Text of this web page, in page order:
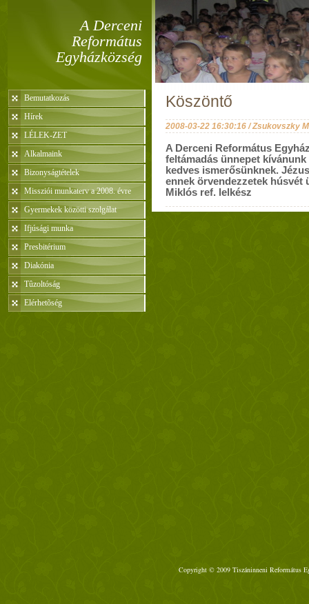
A Derceni
Református
Egyházközség
Bemutatkozás
Hírek
LÉLEK-ZET
Alkalmaink
Bizonyságtételek
Missziói munkaterv a 2008. évre
Gyermekek közötti szolgálat
Ifjúsági munka
Presbitérium
Diakónia
Tûzoltóság
Elérhetõség
Köszöntő
2008-03-22 16:30:16 / Zsukovszky
A Derceni Református
feltámadás ünnepet
kedves ismerősünknek.
ennek örvendezzetek húsvét
Miklós ref. lelkész
Copyright © 2009 Tiszáninneni Református